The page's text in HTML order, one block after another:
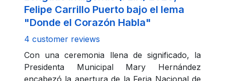
Felipe Carrillo Puerto bajo el lema
"Donde el Corazón Habla"
4 customer reviews
Con una ceremonia llena de significado, la
Presidenta Municipal Mary Hernández